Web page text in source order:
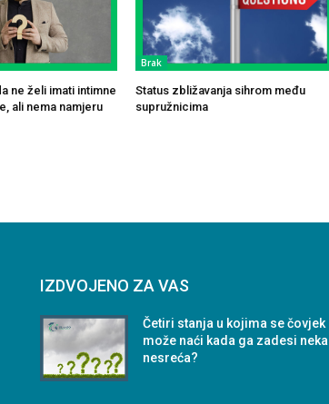
ne želi imati intimne
ali nema namjeru
Brak
Status zbližavanja sihrom među
supružnicima
IZDVOJENO ZA VAS
Četiri stanja u kojima se čovjek
može naći kada ga zadesi neka
nesreća?